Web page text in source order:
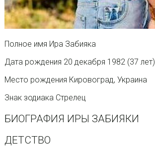
Полное имя Ира Забияка
Дата рождения 20 декабря 1982 (37 лет)
Место рождения Кировоград, Украина
Знак зодиака Стрелец
БИОГРАФИЯ ИРЫ ЗАБИЯКИ
ДЕТСТВО